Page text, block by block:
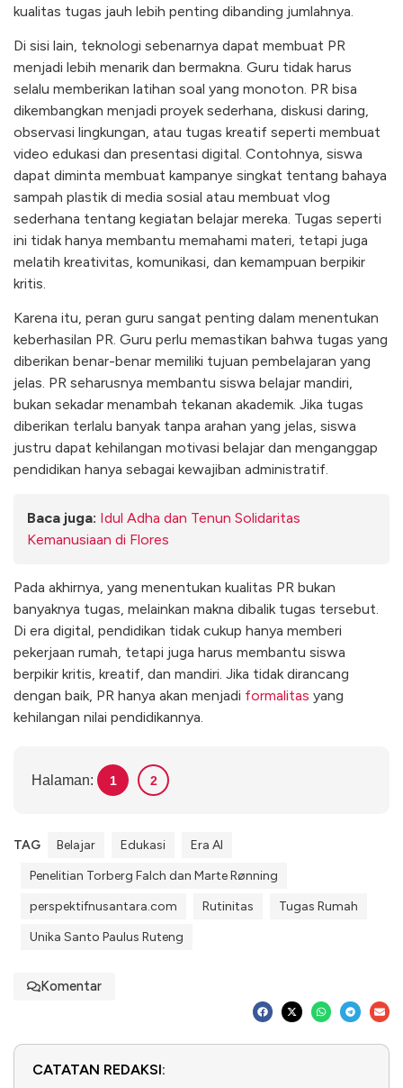
kualitas tugas jauh lebih penting dibanding jumlahnya.
Di sisi lain, teknologi sebenarnya dapat membuat PR
menjadi lebih menarik dan bermakna. Guru tidak harus
selalu memberikan latihan soal yang monoton. PR bisa
dikembangkan menjadi proyek sederhana, diskusi daring,
observasi lingkungan, atau tugas kreatif seperti membuat
video edukasi dan presentasi digital. Contohnya, siswa
dapat diminta membuat kampanye singkat tentang bahaya
sampah plastik di media sosial atau membuat vlog
sederhana tentang kegiatan belajar mereka. Tugas seperti
ini tidak hanya membantu memahami materi, tetapi juga
melatih kreativitas, komunikasi, dan kemampuan berpikir
kritis.
Karena itu, peran guru sangat penting dalam menentukan
keberhasilan PR. Guru perlu memastikan bahwa tugas yang
diberikan benar-benar memiliki tujuan pembelajaran yang
jelas. PR seharusnya membantu siswa belajar mandiri,
bukan sekadar menambah tekanan akademik. Jika tugas
diberikan terlalu banyak tanpa arahan yang jelas, siswa
justru dapat kehilangan motivasi belajar dan menganggap
pendidikan hanya sebagai kewajiban administratif.
Baca juga: Idul Adha dan Tenun Solidaritas
Kemanusiaan di Flores
Pada akhirnya, yang menentukan kualitas PR bukan
banyaknya tugas, melainkan makna dibalik tugas tersebut.
Di era digital, pendidikan tidak cukup hanya memberi
pekerjaan rumah, tetapi juga harus membantu siswa
berpikir kritis, kreatif, dan mandiri. Jika tidak dirancang
dengan baik, PR hanya akan menjadi formalitas yang
kehilangan nilai pendidikannya.
Halaman: 1 2
TAG Belajar Edukasi
Era AI
Penelitian Torberg Falch dan Marte Rønning
perspektifnusantara.com
Rutinitas
Tugas Rumah
Unika Santo Paulus Ruteng
Komentar
CATATAN REDAKSI: